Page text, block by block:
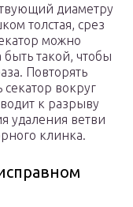
диаметру
толстая, срез
можно
такой, чтобы
Повторять
вокруг
к разрыву
удаления ветви
клинка.